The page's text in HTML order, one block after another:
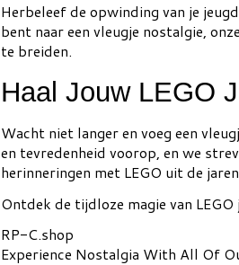
Herbeleef de opwinding van je
bent naar een vleugje nostalgie,
te breiden.
Haal Jouw LEGO
Wacht niet langer en voeg een
en tevredenheid voorop, en we
herinneringen met LEGO uit de
Ontdek de tijdloze magie van
RP-C.shop
Experience Nostalgia With All Of